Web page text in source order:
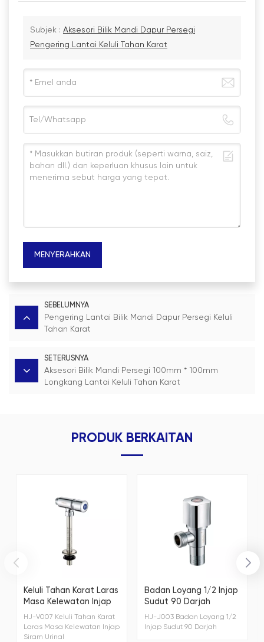
Subjek : Aksesori Bilik Mandi Dapur Persegi
Pengering Lantai Keluli Tahan Karat
MENYERAHKAN
SEBELUMNYA
Pengering Lantai Bilik Mandi Dapur Persegi Keluli
Tahan Karat
SETERUSNYA
Aksesori Bilik Mandi Persegi 100mm * 100mm
Longkang Lantai Keluli Tahan Karat
PRODUK BERKAITAN
Keluli Tahan Karat Laras
Masa Kelewatan Injap
Siram Urinal
HJ-V007 Keluli Tahan Karat
Laras Masa Kelewatan Injap
Siram Urinal
Badan Loyang 1/2 Injap
Sudut 90 Darjah
HJ-J003 Badan Loyang 1/2
Injap Sudut 90 Darjah